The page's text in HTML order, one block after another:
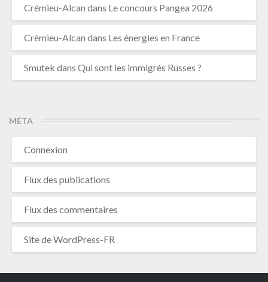
Crémieu-Alcan dans Le concours Pangea 2026
Crémieu-Alcan dans Les énergies en France
Smutek dans Qui sont les immigrés Russes ?
MÉTA
Connexion
Flux des publications
Flux des commentaires
Site de WordPress-FR